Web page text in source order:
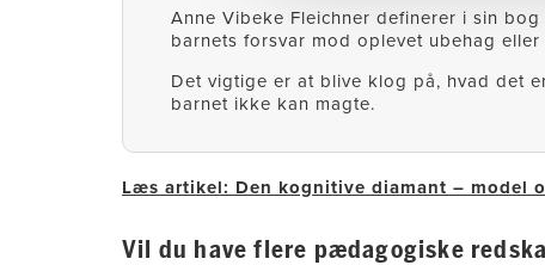
Anne Vibeke Fleichner definerer i sin bog
barnets forsvar mod oplevet ubehag eller
Det vigtige er at blive klog på, hvad det
barnet ikke kan magte.
Læs artikel: Den kognitive diamant – model
Vil du have flere pædagogiske